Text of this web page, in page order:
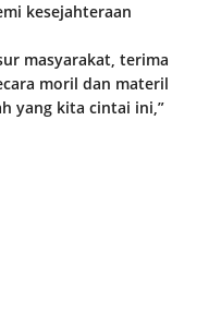
kesejahteraan
masyarakat, terima
moril dan materil
yang kita cintai ini,”